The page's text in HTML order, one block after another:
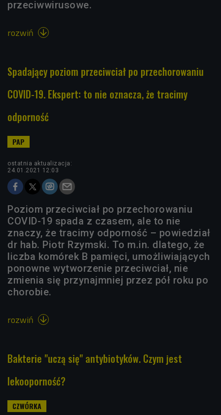
przeciwwirusowe.
rozwiń 
Spadający poziom przeciwciał po przechorowaniu
COVID-19. Ekspert: to nie oznacza, że tracimy
odporność
ostatnia aktualizacja:
24.01.2021 12:03
Poziom przeciwciał po przechorowaniu
COVID-19 spada z czasem, ale to nie
znaczy, że tracimy odporność – powiedział
dr hab. Piotr Rzymski. To m.in. dlatego, że
liczba komórek B pamięci, umożliwiających
ponowne wytworzenie przeciwciał, nie
zmienia się przynajmniej przez pół roku po
chorobie.
rozwiń 
Bakterie "uczą się" antybiotyków. Czym jest
lekooporność?